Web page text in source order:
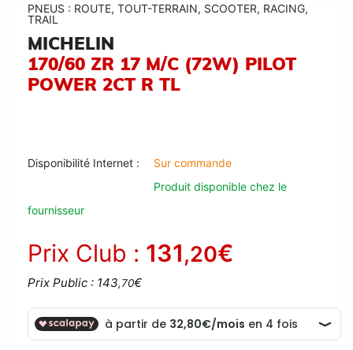
PNEUS : ROUTE, TOUT-TERRAIN, SCOOTER, RACING,
TRAIL
MICHELIN
170/60 ZR 17 M/C (72W) PILOT
POWER 2CT R TL
Disponibilité Internet :
Sur commande
Produit disponible chez le
fournisseur
Prix Club : 131,20€
Prix Public : 143,70€